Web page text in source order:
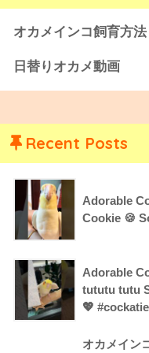
オカメインコ飼育方法
日替りオカメ動画
Recent Posts
Adorable
Cookie 🍪
Adorable
tututu tutu
💖
オカメイン